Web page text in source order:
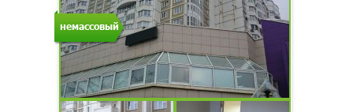
немассовый